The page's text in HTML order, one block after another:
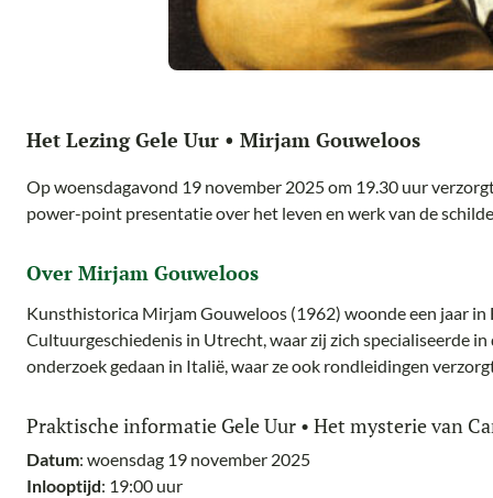
Het Lezing Gele Uur • Mirjam Gouweloos
Op woensdagavond 19 november 2025 om 19.30 uur
power-point presentatie over het leven en werk van de
Over Mirjam Gouweloos
Kunsthistorica Mirjam Gouweloos (1962) woonde een jaar
Cultuurgeschiedenis in Utrecht, waar zij zich specialiseerde in
onderzoek gedaan in Italië, waar ze ook rondleidingen
Praktische informatie Gele Uur • Het mysterie van
Datum: woensdag 19 november 2025
Inlooptijd: 19:00 uur